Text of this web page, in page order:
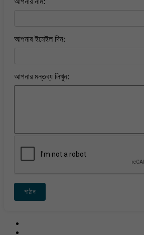
আপনার ইমেইল দিন:
আপনার মন্তব্য লিখুন:
পাঠান